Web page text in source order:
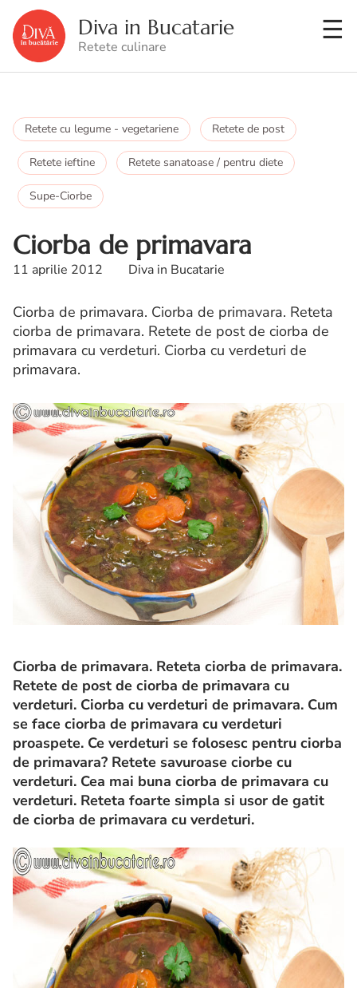
Diva in Bucatarie
Retete culinare
Retete cu legume - vegetariene Retete de post
Retete ieftine Retete sanatoase / pentru diete
Supe-Ciorbe
Ciorba de primavara
11 aprilie 2012 Diva in Bucatarie
Ciorba de primavara. Ciorba de primavara. Reteta
ciorba de primavara. Retete de post de ciorba de
primavara cu verdeturi. Ciorba cu verdeturi de
primavara.
Ciorba de primavara. Reteta ciorba de primavara.
Retete de post de ciorba de primavara cu
verdeturi. Ciorba cu verdeturi de primavara. Cum
se face ciorba de primavara cu verdeturi
proaspete. Ce verdeturi se folosesc pentru ciorba
de primavara? Retete savuroase ciorbe cu
verdeturi. Cea mai buna ciorba de primavara cu
verdeturi. Reteta foarte simpla si usor de gatit
de ciorba de primavara cu verdeturi.